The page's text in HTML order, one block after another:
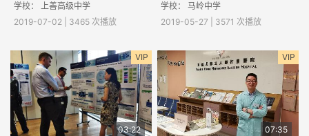
学校： 上善高级中学
2019-07-02 | 3465 次播放
学校： 马岭中学
2019-05-27 | 3571 次播放
VIP
03:22
VIP
07:35